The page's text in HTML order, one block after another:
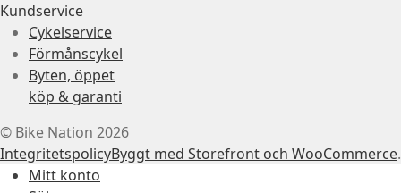
Kundservice
Cykelservice
Förmånscykel
Byten, öppet
köp & garanti
© Bike Nation 2026
IntegritetspolicyByggt med Storefront och WooCommerce.
Mitt konto